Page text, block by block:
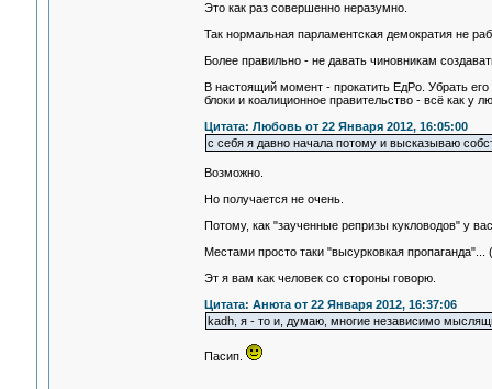
Это как раз совершенно неразумно.
Так нормальная парламентская демократия не
Более правильно - не давать чиновникам
В настоящий момент - прокатить ЕдРо. Убрать
блоки и коалиционное правительство - всё как у
Цитата: Любовь от 22 Января 2012, 16:05:00
с себя я давно начала потому и высказываю
Возможно.
Но получается не очень.
Потому, как "заученные репризы кукловодов" у
Местами просто таки "высурковкая пропаганда"...
Эт я вам как человек со стороны говорю.
Цитата: Анюта от 22 Января 2012, 16:37:06
kadh, я - то и, думаю, многие независимо
Пасип.